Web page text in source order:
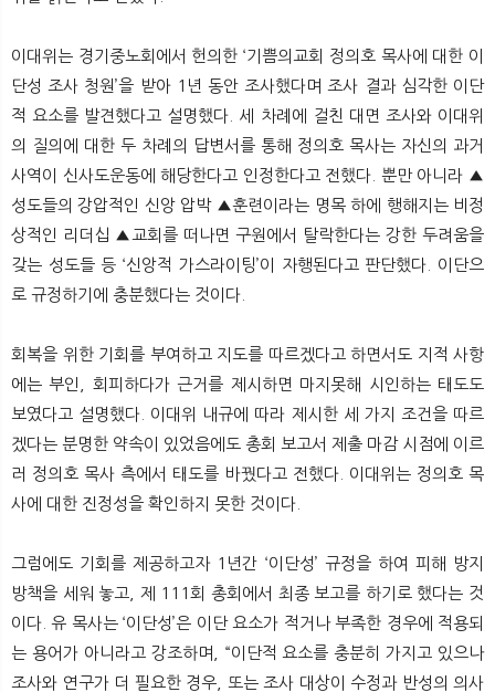
이대위는 경기중노회에서 헌의한 ‘기쁨의교회 정의호 목사에 대한 이
단성 조사 청원’을 받아 1년 동안 조사했다며 조사 결과 심각한 이단
적 요소를 발견했다고 설명했다. 세 차례에 걸친 대면 조사와 이대위
의 질의에 대한 두 차례의 답변서를 통해 정의호 목사는 자신의 과거
사역이 신사도운동에 해당한다고 인정한다고 전했다. 뿐만 아니라 ▲
성도들의 강압적인 신앙 압박 ▲훈련이라는 명목 하에 행해지는 비정
상적인 리더십 ▲교회를 떠나면 구원에서 탈락한다는 강한 두려움을
갖는 성도들 등 ‘신앙적 가스라이팅’이 자행된다고 판단했다. 이단으
로 규정하기에 충분했다는 것이다.
회복을 위한 기회를 부여하고 지도를 따르겠다고 하면서도 지적 사항
에는 부인, 회피하다가 근거를 제시하면 마지못해 시인하는 태도도
보였다고 설명했다. 이대위 내규에 따라 제시한 세 가지 조건을 따르
겠다는 분명한 약속이 있었음에도 총회 보고서 제출 마감 시점에 이르
러 정의호 목사 측에서 태도를 바꿨다고 전했다. 이대위는 정의호 목
사에 대한 진정성을 확인하지 못한 것이다.
그럼에도 기회를 제공하고자 1년간 ‘이단성’ 규정을 하여 피해 방지
방책을 세워 놓고, 제 111회 총회에서 최종 보고를 하기로 했다는 것
이다. 유 목사는 ‘이단성’은 이단 요소가 적거나 부족한 경우에 적용되
는 용어가 아니라고 강조하며, “이단적 요소를 충분히 가지고 있으나
조사와 연구가 더 필요한 경우, 또는 조사 대상이 수정과 반성의 의사